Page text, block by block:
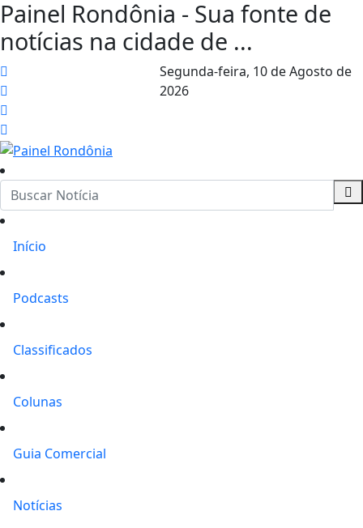
Painel Rondônia - Sua fonte de
notícias na cidade de ...
Segunda-feira, 10 de Agosto de
2026
Início
Podcasts
Classificados
Colunas
Guia Comercial
Notícias